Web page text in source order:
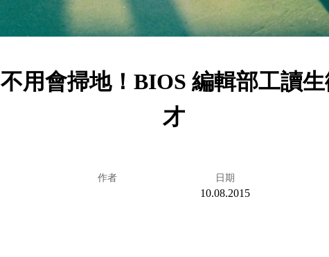
不用會掃地！BIOS 編輯部工讀
才
作者 日期
10.08.2015